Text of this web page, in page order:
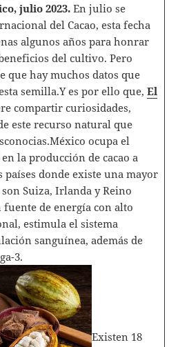
julio 2023.En julio se
del Cacao, esta fecha
algunos años para honrar
del cultivo. Pero
que hay muchos datos que
semilla.Y es por ello que, El
compartir curiosidades,
este recurso natural que
ocupa el
la producción de cacao a
donde existe una mayor
son Suiza, Irlanda y Reino
de energía con alto
estimula el sistema
sanguínea, además de
3.
Existen 18